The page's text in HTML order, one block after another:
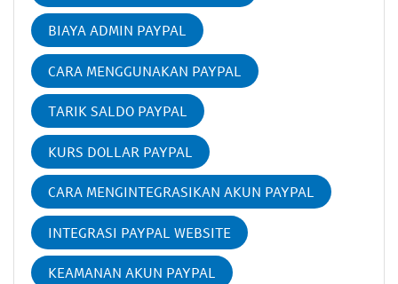
BIAYA ADMIN PAYPAL
CARA MENGGUNAKAN PAYPAL
TARIK SALDO PAYPAL
KURS DOLLAR PAYPAL
CARA MENGINTEGRASIKAN AKUN PAYPAL
INTEGRASI PAYPAL WEBSITE
KEAMANAN AKUN PAYPAL